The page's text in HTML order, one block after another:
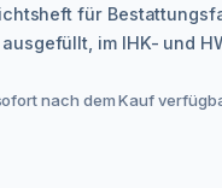
für
im IHK- und
nach dem Kauf